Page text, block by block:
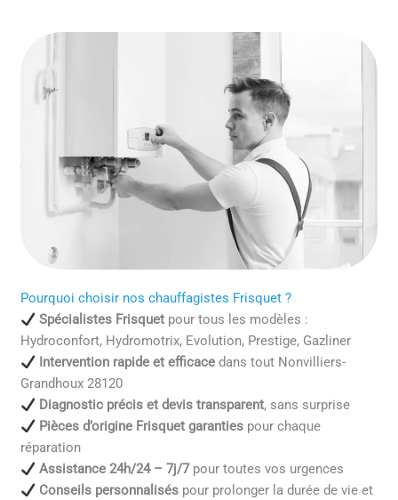
Pourquoi choisir nos chauffagistes Frisquet ?
Spécialistes Frisquetpour tous les modèles :
Hydroconfort, Hydromotrix, Evolution, Prestige, Gazliner
Intervention rapide et efficacedans tout Nonvilliers-
Grandhoux 28120
Diagnostic précis et devis transparent, sans surprise
Pièces d’origine Frisquet garantiespour chaque
réparation
Assistance 24h/24 – 7j/7pour toutes vos urgences
Conseils personnaliséspour prolonger la durée de vie et